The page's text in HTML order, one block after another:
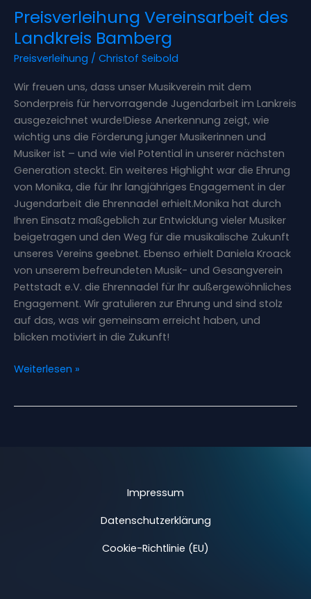
Preisverleihung Vereinsarbeit des
Landkreis Bamberg
Preisverleihung / Christof Seibold
Wir freuen uns, dass unser Musikverein mit dem
Sonderpreis für hervorragende Jugendarbeit im Lankreis
ausgezeichnet wurde!Diese Anerkennung zeigt, wie
wichtig uns die Förderung junger Musikerinnen und
Musiker ist – und wie viel Potential in unserer nächsten
Generation steckt. Ein weiteres Highlight war die Ehrung
von Monika, die für Ihr langjähriges Engagement in der
Jugendarbeit die Ehrennadel erhielt.Monika hat durch
Ihren Einsatz maßgeblich zur Entwicklung vieler Musiker
beigetragen und den Weg für die musikalische Zukunft
unseres Vereins geebnet. Ebenso erhielt Daniela Kroack
von unserem befreundeten Musik- und Gesangverein
Pettstadt e.V. die Ehrennadel für Ihr außergewöhnliches
Engagement. Wir gratulieren zur Ehrung und sind stolz
auf das, was wir gemeinsam erreicht haben, und
blicken motiviert in die Zukunft!
Vereinsarbeit
des
Bamberg
Weiterlesen »
Impressum
Datenschutzerklärung
Cookie-Richtlinie (EU)